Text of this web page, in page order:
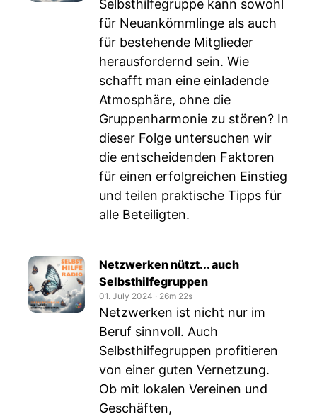
Selbsthilfegruppe kann sowohl
für Neuankömmlinge als auch
für bestehende Mitglieder
herausfordernd sein. Wie
schafft man eine einladende
Atmosphäre, ohne die
Gruppenharmonie zu stören? In
dieser Folge untersuchen wir
die entscheidenden Faktoren
für einen erfolgreichen Einstieg
und teilen praktische Tipps für
alle Beteiligten.
Netzwerken nützt... auch
Selbsthilfegruppen
01. July 2024 ‧ 26m 22s
Netzwerken ist nicht nur im
Beruf sinnvoll. Auch
Selbsthilfegruppen profitieren
von einer guten Vernetzung.
Ob mit lokalen Vereinen und
Geschäften,